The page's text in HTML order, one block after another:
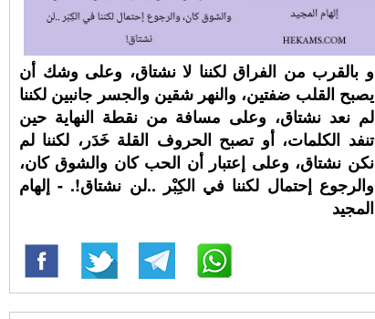
و بالقرب من الفراق لكننا لا نشتاق، وعلى وشك أن
يصبح القلب ضفتين، والنهر شقين والجسر جانبين لكننا
لم نعد نشتاق، وعلى مسافة من نقطة النهاية حين
تنفد الكلمات، أو تصبح الحروف القلة خَدَر، لكننا لم
نكن نشتاق، وعلى إعتبار أن الحب كان والشوق كان،
والرجوع إحتمال لكننا في الكِبْر ..لن نشتاق!. - إلهام
المجيد